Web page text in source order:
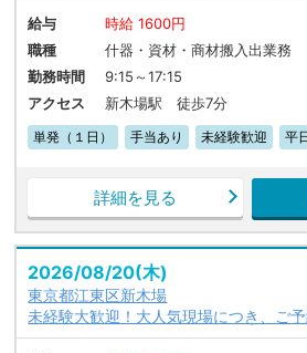
給与
時給 1600円
職種
什器・資材・商材搬入出業務
勤務時間
9:15～17:15
アクセス
新木場駅 徒歩7分
単発（１日） 手当あり 未経験歓迎 平
詳細を見る
2026/08/20(木)
東京都江東区新木場
未経験大歓迎！大人気現場につき、ご予